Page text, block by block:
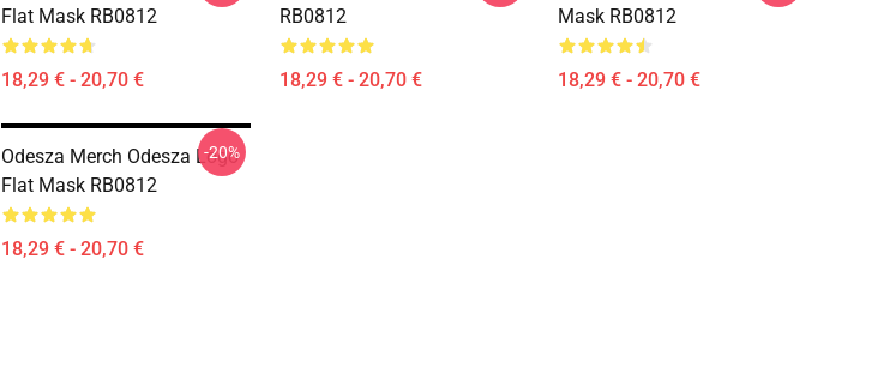
Flat Mask RB0812
18,29 € - 20,70 €
RB0812
18,29 € - 20,70 €
Mask RB0812
18,29 € - 20,70 €
Odesza Merch Odesza Logo
Flat Mask RB0812
18,29 € - 20,70 €
-20%